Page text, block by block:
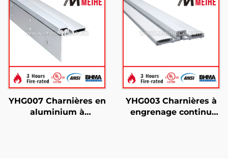
YHG007 Charnières en
aluminium à
YHG003 Charnières à
engrenage continu